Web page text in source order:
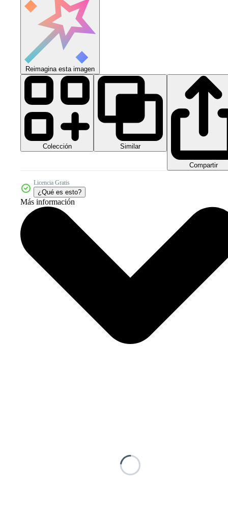
Reimagina esta imagen
Colección Similar
Compartir
Licencia Gratis
¿Qué es esto?
Más información